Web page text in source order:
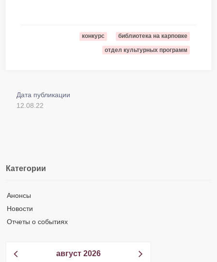
конкурс библиотека на карповке
отдел культурных программ
Дата публикации
12.08.22
Категории
Анонсы
Новости
Отчеты о событиях
август 2026